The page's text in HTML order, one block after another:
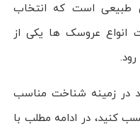
طبیعی است که انتخاب
عروسک ها یکی از
در زمینه شناخت مناسب
کنید، در ادامه مطلب با